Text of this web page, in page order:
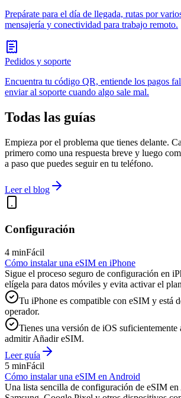
Prepárate para el día de llegada, rutas por
mensajería y conectividad para trabajo remoto.
Pedidos y soporte
Encuentra tu código QR, entiende los pagos
enviar al soporte cuando algo sale mal.
Todas las guías
Empieza por el problema que tienes delante.
primero como una respuesta breve y luego
a paso que puedes seguir en tu teléfono.
Leer el blog
Configuración
4 minFácil
Cómo instalar una eSIM en iPhone
Sigue el proceso seguro de configuración en
elígela para datos móviles y evita activar el
Tu iPhone es compatible con eSIM y está
operador.
Tienes una versión de iOS suficientemente
admitir Añadir eSIM.
Leer guía
5 minFácil
Cómo instalar una eSIM en Android
Una lista sencilla de configuración de eSIM